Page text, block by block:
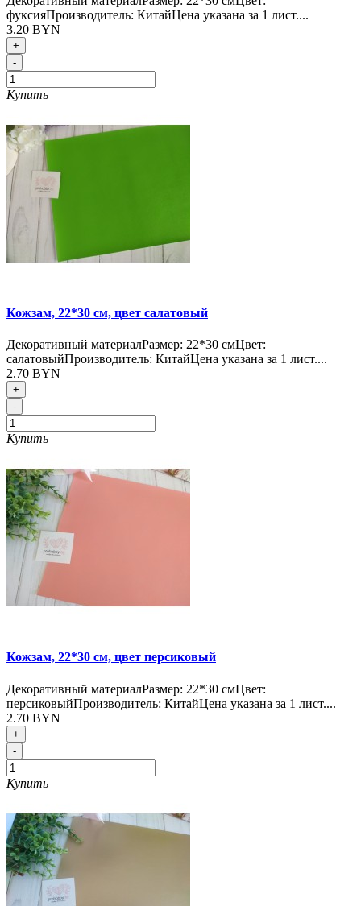
фуксияПроизводитель: КитайЦена указана за 1 лист....
3.20 BYN
+
-
Купить
Кожзам, 22*30 см, цвет салатовый
Декоративный материалРазмер: 22*30 смЦвет:
салатовыйПроизводитель: КитайЦена указана за 1 лист....
2.70 BYN
+
-
Купить
Кожзам, 22*30 см, цвет персиковый
Декоративный материалРазмер: 22*30 смЦвет:
персиковыйПроизводитель: КитайЦена указана за 1 лист....
2.70 BYN
+
-
Купить